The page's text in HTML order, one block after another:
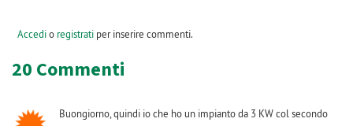
Accedio registratiper inserire commenti.
20 Commenti
Buongiorno, quindi io che ho un impianto da 3 KW col secondo